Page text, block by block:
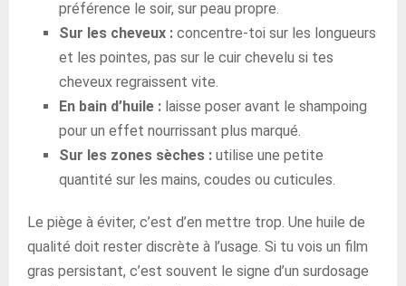
préférence le soir, sur peau propre.
Sur les cheveux : concentre-toi sur les longueurs
et les pointes, pas sur le cuir chevelu si tes
cheveux regraissent vite.
En bain d’huile : laisse poser avant le shampoing
pour un effet nourrissant plus marqué.
Sur les zones sèches : utilise une petite
quantité sur les mains, coudes ou cuticules.
Le piège à éviter, c’est d’en mettre trop. Une huile de
qualité doit rester discrète à l’usage. Si tu vois un film
gras persistant, c’est souvent le signe d’un surdosage